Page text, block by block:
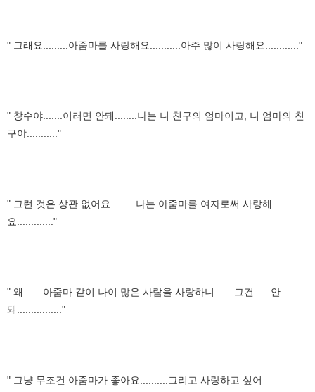
" 그래요.........아줌마를 사랑해요...........아주 많이 사랑해요............"
" 창수야.......이러면 안돼........나는 니 친구의 엄마이고, 니 엄마의 친
구야..........."
" 그런 것은 상관 없어요.........나는 아줌마를 여자로써 사랑해
요............."
" 왜.......아줌마 같이 나이 많은 사람을 사랑하니.......그건......안
돼................"
" 그냥 무조건 아줌마가 좋아요..........그리고 사랑하고 싶어